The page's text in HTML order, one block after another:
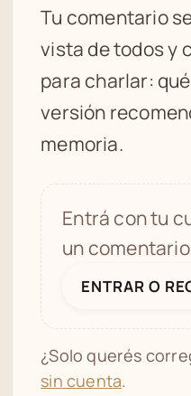
Tu comentario
vista de todos y
para charlar:
versión
memoria.
Entrá con tu
un
ENTRAR O
¿Solo querés
sin cuenta.